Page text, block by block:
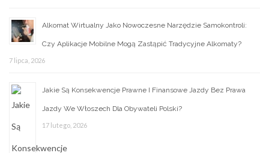
Alkomat Wirtualny Jako Nowoczesne Narzędzie Samokontroli:
Czy Aplikacje Mobilne Mogą Zastąpić Tradycyjne Alkomaty?
7 lipca, 2026
Jakie Są Konsekwencje Prawne I Finansowe Jazdy Bez Prawa
Jazdy We Włoszech Dla Obywateli Polski?
17 lutego, 2026